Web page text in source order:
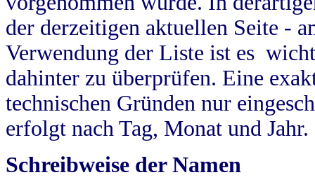
der derzeitigen aktuellen Seite -
Verwendung der Liste ist es
dahinter zu überprüfen. Eine
technischen Gründen nur
erfolgt nach Tag, Monat und Jahr.
Schreibweise der Namen